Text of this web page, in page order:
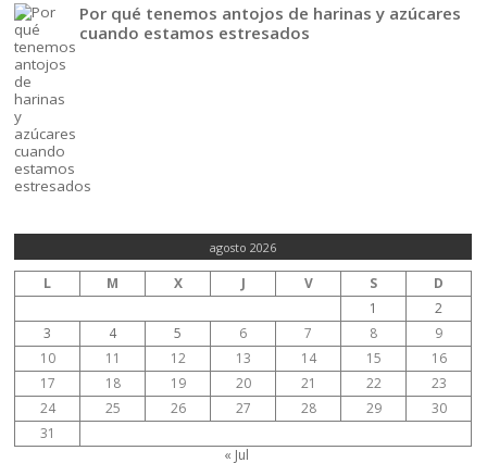
Por qué tenemos antojos de harinas y azúcares
cuando estamos estresados
agosto 2026
L M X J V S
D
1
2
3
4 5 6 7 8
9
10
11 12 13 14 15
16
17
18 19 20 21 22
23
24
25 26 27 28 29
30
31
« Jul